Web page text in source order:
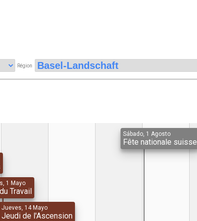
Région
1 Mayo
Travail
Jueves, 14 Mayo
Jeudi de l'Ascension
Sábado, 1 Agosto
Fête nationale suisse